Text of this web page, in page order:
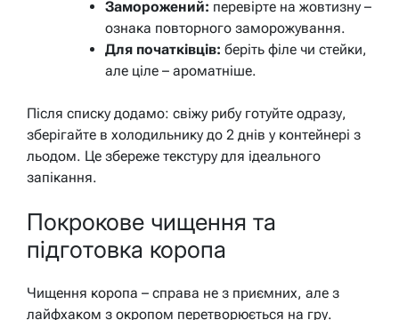
Заморожений: перевірте на жовтизну –
ознака повторного заморожування.
Для початківців: беріть філе чи стейки,
але ціле – ароматніше.
Після списку додамо: свіжу рибу готуйте одразу,
зберігайте в холодильнику до 2 днів у контейнері з
льодом. Це збереже текстуру для ідеального
запікання.
Покрокове чищення та
підготовка коропа
Чищення коропа – справа не з приємних, але з
лайфхаком з окропом перетворюється на гру.